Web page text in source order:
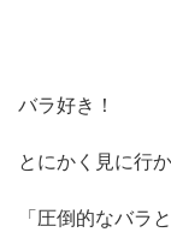
バラ好き！
とにかく見に行
「圧倒的なバラ